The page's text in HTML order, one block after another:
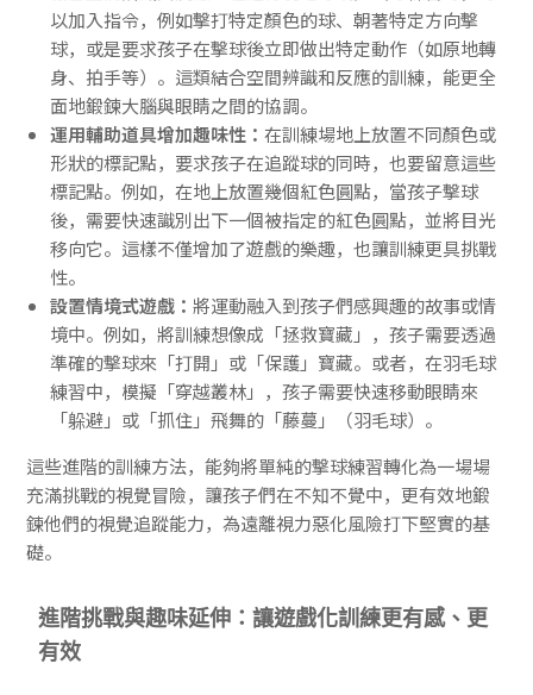
以加入指令，例如擊打特定顏色的球、朝著特定方向擊
球，或是要求孩子在擊球後立即做出特定動作（如原地轉
身、拍手等）。這類結合空間辨識和反應的訓練，能更全
面地鍛鍊大腦與眼睛之間的協調。
運用輔助道具增加趣味性：在訓練場地上放置不同顏色或
形狀的標記點，要求孩子在追蹤球的同時，也要留意這些
標記點。例如，在地上放置幾個紅色圓點，當孩子擊球
後，需要快速識別出下一個被指定的紅色圓點，並將目光
移向它。這樣不僅增加了遊戲的樂趣，也讓訓練更具挑戰
性。
設置情境式遊戲：將運動融入到孩子們感興趣的故事或情
境中。例如，將訓練想像成「拯救寶藏」，孩子需要透過
準確的擊球來「打開」或「保護」寶藏。或者，在羽毛球
練習中，模擬「穿越叢林」，孩子需要快速移動眼睛來
「躲避」或「抓住」飛舞的「藤蔓」（羽毛球）。
這些進階的訓練方法，能夠將單純的擊球練習轉化為一場場
充滿挑戰的視覺冒險，讓孩子們在不知不覺中，更有效地鍛
鍊他們的視覺追蹤能力，為遠離視力惡化風險打下堅實的基
礎。
進階挑戰與趣味延伸：讓遊戲化訓練更有感、更
有效